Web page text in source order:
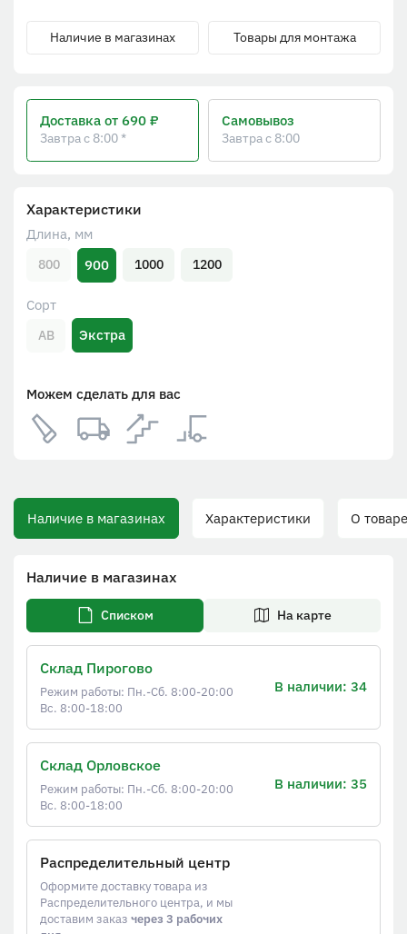
Характеристики
Длина, мм
800 900 1000 1200
Сорт
АВ Экстра
Можем сделать для вас
Наличие в магазинах Товары для монтажа
Доставка от 690 ₽
Завтра с 8:00 *
Самовывоз
Завтра с 8:00
Наличие в магазинах Характеристики О товаре
Наличие в магазинах
Списком На карте
Склад Пирогово
Режим работы: Пн.-Сб. 8:00-20:00
Вс. 8:00-18:00
В наличии: 34
Склад Орловское
Режим работы: Пн.-Сб. 8:00-20:00
Вс. 8:00-18:00
В наличии: 35
Распределительный центр
Оформите доставку товара из
Распределительного центра, и мы
доставим заказ через 3 рабочих